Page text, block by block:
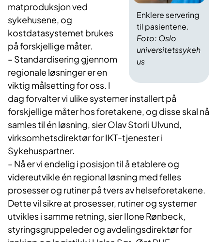
Foto: Oslo
universitetssykeh
us
Enklere servering
til pasientene.
matproduksjon ved
sykehusene, og
kostdatasystemet brukes
på forskjellige måter.
– Standardisering gjennom
regionale løsninger er en
viktig målsetting for oss. I
dag forvalter vi ulike systemer installert på
forskjellige måter hos foretakene, og disse skal nå
samles til én løsning, sier Olav Storli Ulvund,
virksomhetsdirektør for IKT-tjenester i
Sykehuspartner.
– Nå er vi endelig i posisjon til å etablere og
videreutvikle én regional løsning med felles
prosesser og rutiner på tvers av helseforetakene.
Dette vil sikre at prosesser, rutiner og systemer
utvikles i samme retning, sier Ilone Rønbeck,
styringsgruppeleder og avdelingsdirektør for